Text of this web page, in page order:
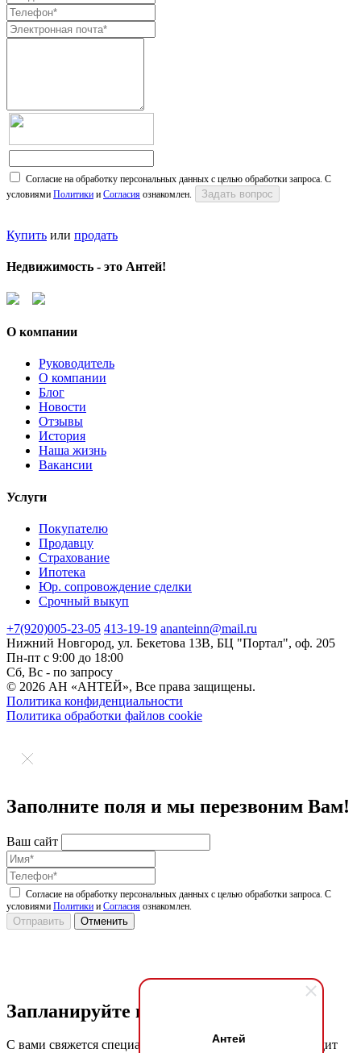
Антей
Согласие на обработку персональных данных с целью обработки запроса. С
условиями Политики и Согласия ознакомлен.
Купить или продать
Недвижимость - это Антей!
О компании
Руководитель
О компании
Блог
Новости
Отзывы
История
Наша жизнь
Вакансии
Услуги
Покупателю
Продавцу
Страхование
Ипотека
Юр. сопровождение сделки
Срочный выкуп
+7(920)005-23-05 413-19-19 ananteinn@mail.ru
Нижний Новгород, ул. Бекетова 13В, БЦ "Портал", оф. 205
Пн-пт с 9:00 до 18:00
Сб, Вс - по запросу
© 2026 АН «АНТЕЙ», Все права защищены.
Политика конфиденциальности
Политика обработки файлов cookie
Заполните поля и мы перезвоним Вам!
Ваш сайт
Согласие на обработку персональных данных с целью обработки запроса. С
условиями Политики и Согласия ознакомлен.
Запланируйте просмотр
С вами свяжется специалист по недвижимости, подтвердит